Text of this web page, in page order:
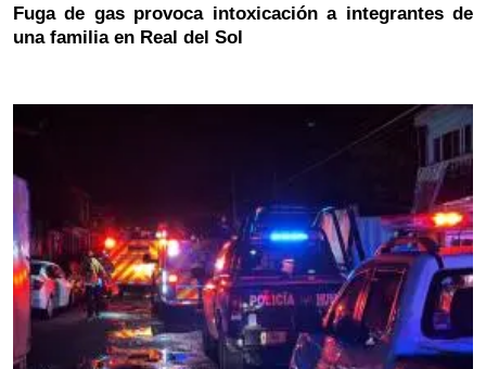
Fuga de gas provoca intoxicación a integrantes de
una familia en Real del Sol